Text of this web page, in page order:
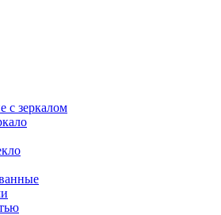
с зеркалом